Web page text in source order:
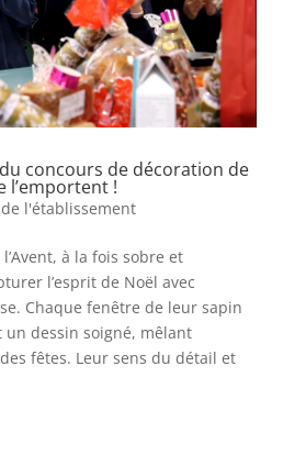
concours de décoration de
l’emportent !
l'établissement
à la fois sobre et
l’esprit de Noël avec
Chaque fenêtre de leur sapin
un dessin soigné, mêlant
fêtes. Leur sens du détail et